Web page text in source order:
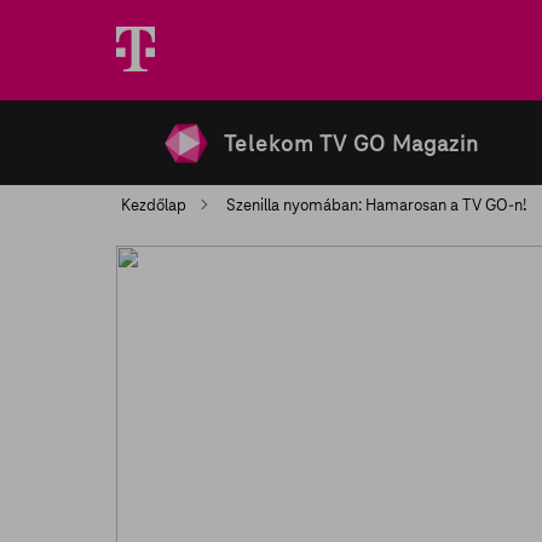
Telekom TV GO Magazin
Kezdőlap Szenilla nyomában: Hamarosan a TV GO-n!